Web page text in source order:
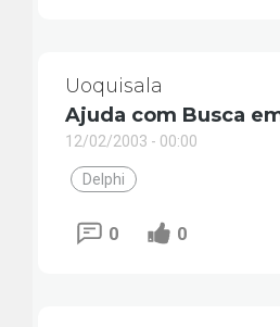
Uoquisala
Ajuda com Busca
12/02/2003 - 00:00
Delphi
0 0